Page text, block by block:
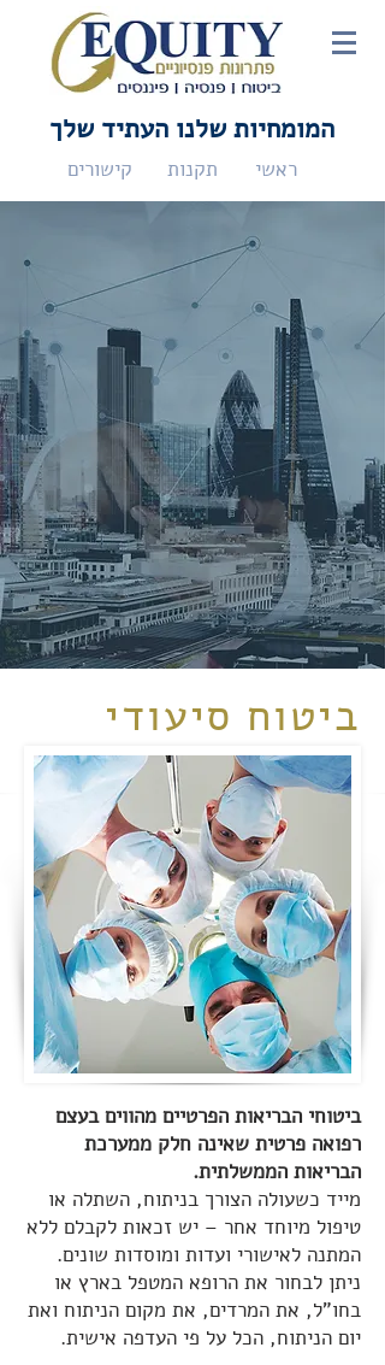
המומחיות שלנו העתיד שלך
קישורים תקנות ראשי
ביטוח סיעודי
ביטוחי הבריאות הפרטיים מהווים בעצם
רפואה פרטית שאינה חלק ממערכת
הבריאות הממשלתית.
מייד כשעולה הצורך בניתוח, השתלה או
טיפול מיוחד אחר – יש זכאות לקבלם ללא
המתנה לאישורי ועדות ומוסדות שונים.
ניתן לבחור את הרופא המטפל בארץ או
בחו"ל, את המרדים, את מקום הניתוח ואת
יום הניתוח, הכל על פי העדפה אישית.